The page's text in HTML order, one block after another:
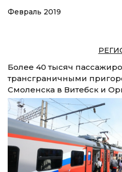
Февраль 2019
Более 40 тысяч
трансграничными
Смоленска в Витебск и